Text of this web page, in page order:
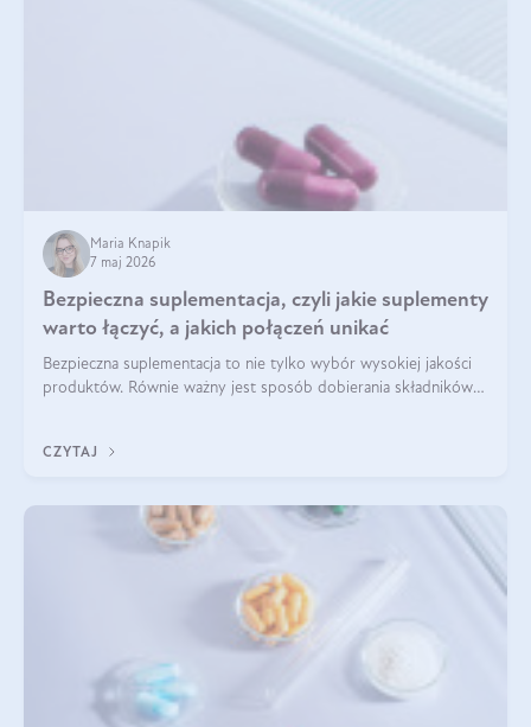
Maria Knapik
7 maj 2026
Bezpieczna suplementacja, czyli jakie suplementy
warto łączyć, a jakich połączeń unikać
Bezpieczna suplementacja to nie tylko wybór wysokiej jakości
produktów. Równie ważny jest sposób dobierania składników
CZYTAJ